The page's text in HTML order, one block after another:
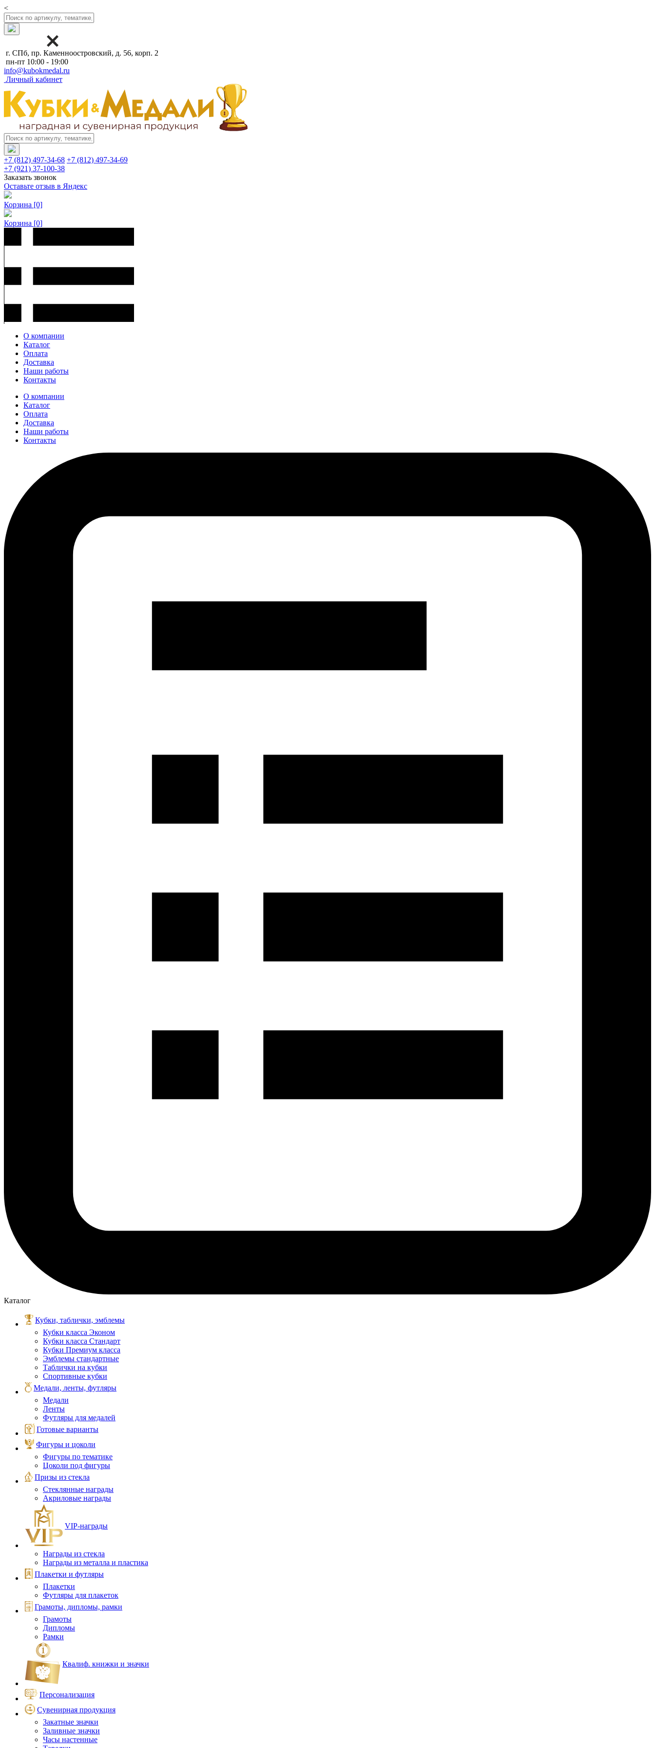
<
г. СПб, пр. Каменноостровский, д. 56, корп. 2
пн-пт 10:00 - 19:00
info@kubokmedal.ru
Личный кабинет
+7 (812) 497-34-68 +7 (812) 497-34-69
+7 (921) 37-100-38
Заказать звонок
Оставьте отзыв в Яндекс
Корзина [0]
Корзина [0]
О компании
Каталог
Оплата
Доставка
Наши работы
Контакты
О компании
Каталог
Оплата
Доставка
Наши работы
Контакты
Каталог
Кубки, таблички, эмблемы
Кубки класса Эконом
Кубки класса Стандарт
Кубки Премиум класса
Эмблемы стандартные
Таблички на кубки
Спортивные кубки
Медали, ленты, футляры
Медали
Ленты
Футляры для медалей
Готовые варианты
Фигуры и цоколи
Фигуры по тематике
Цоколи под фигуры
Призы из стекла
Стеклянные награды
Акриловые награды
VIP‑награды
Награды из стекла
Награды из металла и пластика
Плакетки и футляры
Плакетки
Футляры для плакеток
Грамоты, дипломы, рамки
Грамоты
Дипломы
Рамки
Квалиф. книжки и значки
Персонализация
Сувенирная продукция
Закатные значки
Заливные значки
Часы настенные